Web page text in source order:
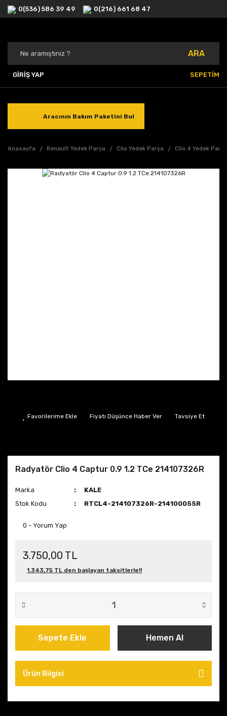
0(536) 586 39 49 0(216) 661 68 47
ARA
GİRİŞ YAP SEPETİM
Aracının Bakım Paketini Bul
Anasayfa Renault Yedek Parça Clio Yedek Parça Clio 4 Yedek
Fiyatı Düşünce Haber Ver Tavsiye Et
Radyatör Clio 4 Captur 0.9 1.2 TCe 214107326R
Marka
KALE
Stok Kodu
RTCL4-214107326R-214100055R
0 - Yorum Yap
3.750,00 TL
1.343,75 TL den başlayan taksitlerle!!
Sepete Ekle Hemen Al
Ürün Bilgisi